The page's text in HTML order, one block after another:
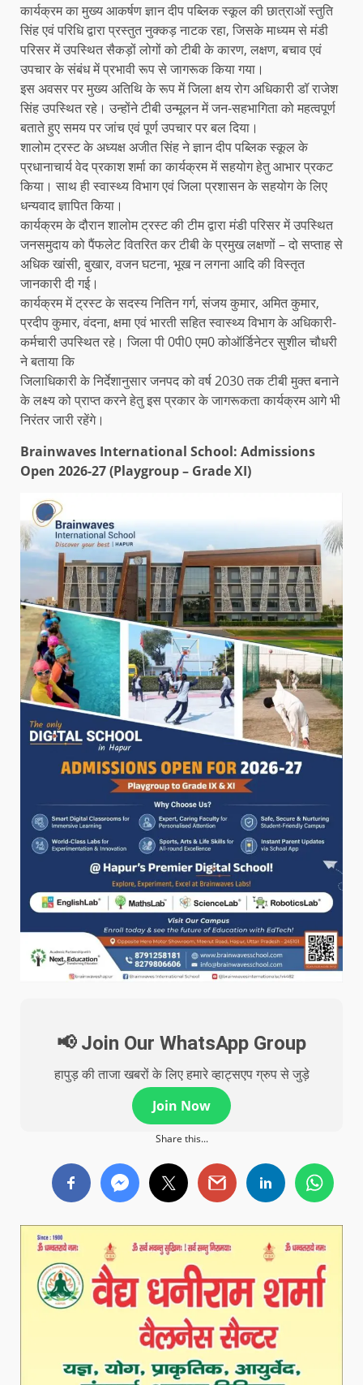
कार्यक्रम का मुख्य आकर्षण ज्ञान दीप पब्लिक स्कूल की छात्राओं स्तुति
सिंह एवं परिधि द्वारा प्रस्तुत नुक्कड़ नाटक रहा, जिसके माध्यम से मंडी
परिसर में उपस्थित सैकड़ों लोगों को टीबी के कारण, लक्षण, बचाव एवं
उपचार के संबंध में प्रभावी रूप से जागरूक किया गया।
इस अवसर पर मुख्य अतिथि के रूप में जिला क्षय रोग अधिकारी डॉ राजेश
सिंह उपस्थित रहे। उन्होंने टीबी उन्मूलन में जन-सहभागिता को महत्वपूर्ण
बताते हुए समय पर जांच एवं पूर्ण उपचार पर बल दिया।
शालोम ट्रस्ट के अध्यक्ष अजीत सिंह ने ज्ञान दीप पब्लिक स्कूल के
प्रधानाचार्य वेद प्रकाश शर्मा का कार्यक्रम में सहयोग हेतु आभार प्रकट
किया। साथ ही स्वास्थ्य विभाग एवं जिला प्रशासन के सहयोग के लिए
धन्यवाद ज्ञापित किया।
कार्यक्रम के दौरान शालोम ट्रस्ट की टीम द्वारा मंडी परिसर में उपस्थित
जनसमुदाय को पैंफलेट वितरित कर टीबी के प्रमुख लक्षणों – दो सप्ताह से
अधिक खांसी, बुखार, वजन घटना, भूख न लगना आदि की विस्तृत
जानकारी दी गई।
कार्यक्रम में ट्रस्ट के सदस्य नितिन गर्ग, संजय कुमार, अमित कुमार,
प्रदीप कुमार, वंदना, क्षमा एवं भारती सहित स्वास्थ्य विभाग के अधिकारी-
कर्मचारी उपस्थित रहे। जिला पी 0पी0 एम0 कोऑर्डिनेटर सुशील चौधरी
ने बताया कि
जिलाधिकारी के निर्देशानुसार जनपद को वर्ष 2030 तक टीबी मुक्त बनाने
के लक्ष्य को प्राप्त करने हेतु इस प्रकार के जागरूकता कार्यक्रम आगे भी
निरंतर जारी रहेंगे।
Brainwaves International School: Admissions
Open 2026-27 (Playgroup – Grade XI)
📢 Join Our WhatsApp Group
हापुड़ की ताजा खबरों के लिए हमारे व्हाट्सएप ग्रुप से जुड़े
Join Now
Share this...